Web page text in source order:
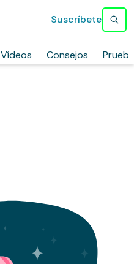
Vídeos Consejos
Suscríbete